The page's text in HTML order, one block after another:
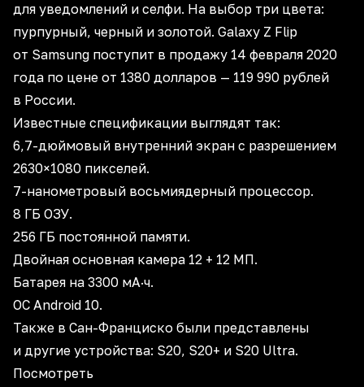
для уведомлений и селфи. На выбор три цвета:
пурпурный, черный и золотой. Galaxy Z Flip
от Samsung поступит в продажу 14 февраля 2020
года по цене от 1380 долларов — 119 990 рублей
в России.
Известные спецификации выглядят так:
6,7-дюймовый внутренний экран с разрешением
2630×1080 пикселей.
7-нанометровый восьмиядерный процессор.
8 ГБ ОЗУ.
256 ГБ постоянной памяти.
Двойная основная камера 12 + 12 МП.
Батарея на 3300 мА·ч.
ОС Android 10.
Также в Сан-Франциско были представлены
и другие устройства: S20, S20+ и S20 Ultra.
Посмотреть